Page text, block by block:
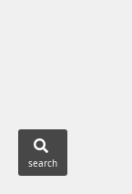
search